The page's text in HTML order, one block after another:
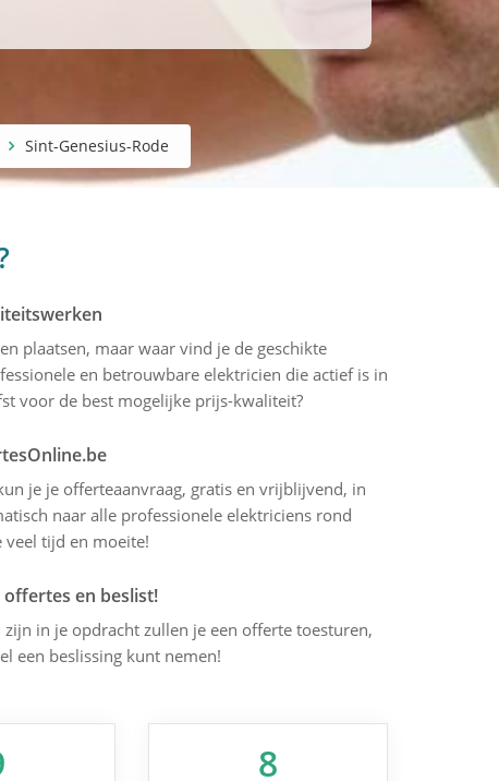
Sint-Genesius-Rode
plaatsen, maar waar vind je de geschikte
en betrouwbare elektricien die actief is in
voor de best mogelijke prijs-kwaliteit?
je je offerteaanvraag, gratis en vrijblijvend, in
naar alle professionele elektriciens rond
veel tijd en moeite!
en beslist!
in je opdracht zullen je een offerte toesturen,
een beslissing kunt nemen!
8